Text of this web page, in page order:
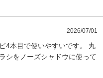
2026/07/01
4本目で使いやすいです。 丸
シをノーズシャドウに使って